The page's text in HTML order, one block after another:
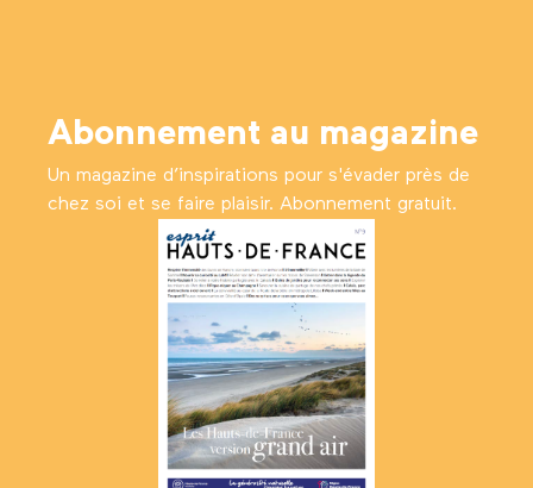
Abonnement au magazine
Un magazine d’inspirations pour s'évader près de
chez soi et se faire plaisir. Abonnement gratuit.